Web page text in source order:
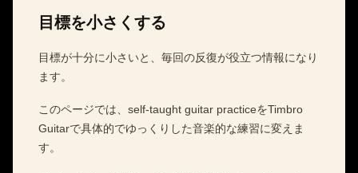
目標を小さくする
目標が十分に小さいと、毎回の反復が役立つ情報になり
ます。
このページでは、self-taught guitar practiceをTimbro
Guitarで具体的でゆっくりした音楽的な練習に変えま
す。